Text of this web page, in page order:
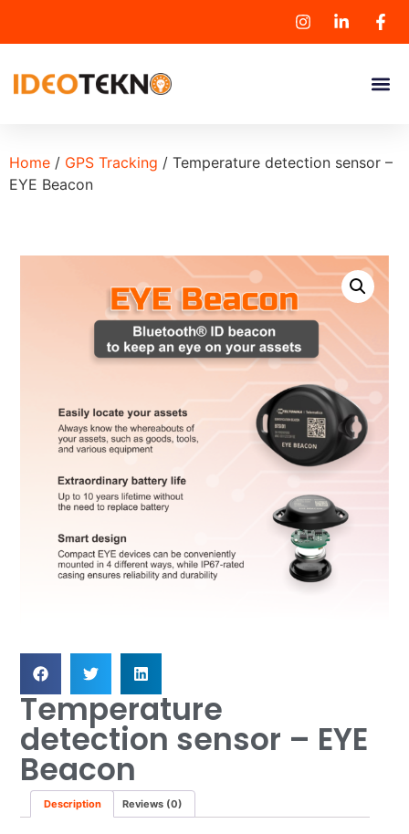
Home / GPS Tracking / Temperature detection sensor –
EYE Beacon
Temperature
detection sensor – EYE
Beacon
Description Reviews (0)